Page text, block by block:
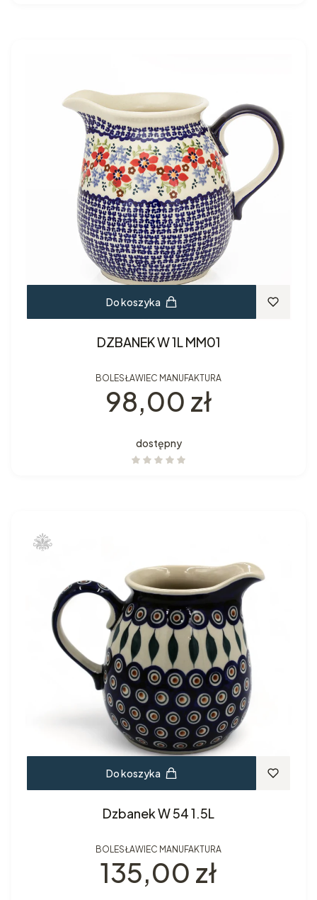
Do koszyka
DZBANEK W 1L MM01
BOLESŁAWIEC MANUFAKTURA
Cena
98,00 zł
dostępny
Do koszyka
Dzbanek W 54 1.5L
BOLESŁAWIEC MANUFAKTURA
Cena
135,00 zł